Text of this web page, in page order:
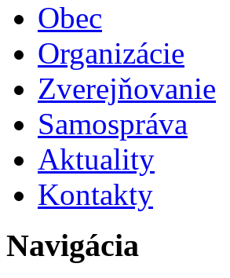
Obec
Organizácie
Zverejňovanie
Samospráva
Aktuality
Kontakty
Navigácia